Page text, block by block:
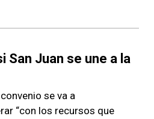
San Juan se une a la
se va a
“con los recursos que